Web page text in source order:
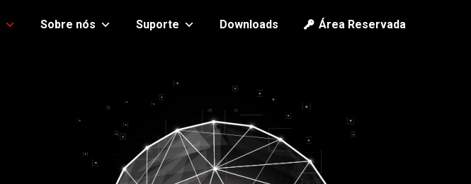
Sobre nós Suporte Downloads Área Reservada